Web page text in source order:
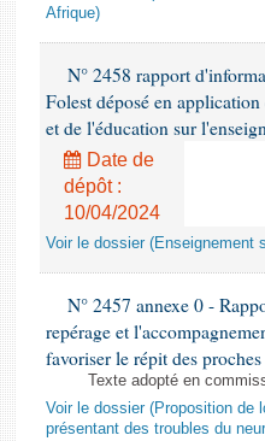
Afrique)
N° 2458 rapport
Folest déposé en
et de l'éducation sur
Date de
dépôt :
10/04/2024
Voir le dossier (Enseignement
N° 2457 annexe 0 -
repérage et
favoriser le répit des
Texte adopté en
Voir le dossier (Proposition de
présentant des troubles du